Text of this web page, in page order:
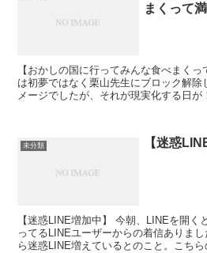
まくって
【おかしの国に行ってみんな食べまく
は初夢ではなく栗山先生にブロック解除
メージでしたが、それが現実化する日が
未分類 【迷惑
【迷惑LINE増加中】 今朝、LINEを開く
ってるLINEユーザーからの着信ありま
ら迷惑LINE増えているとのこと。こち